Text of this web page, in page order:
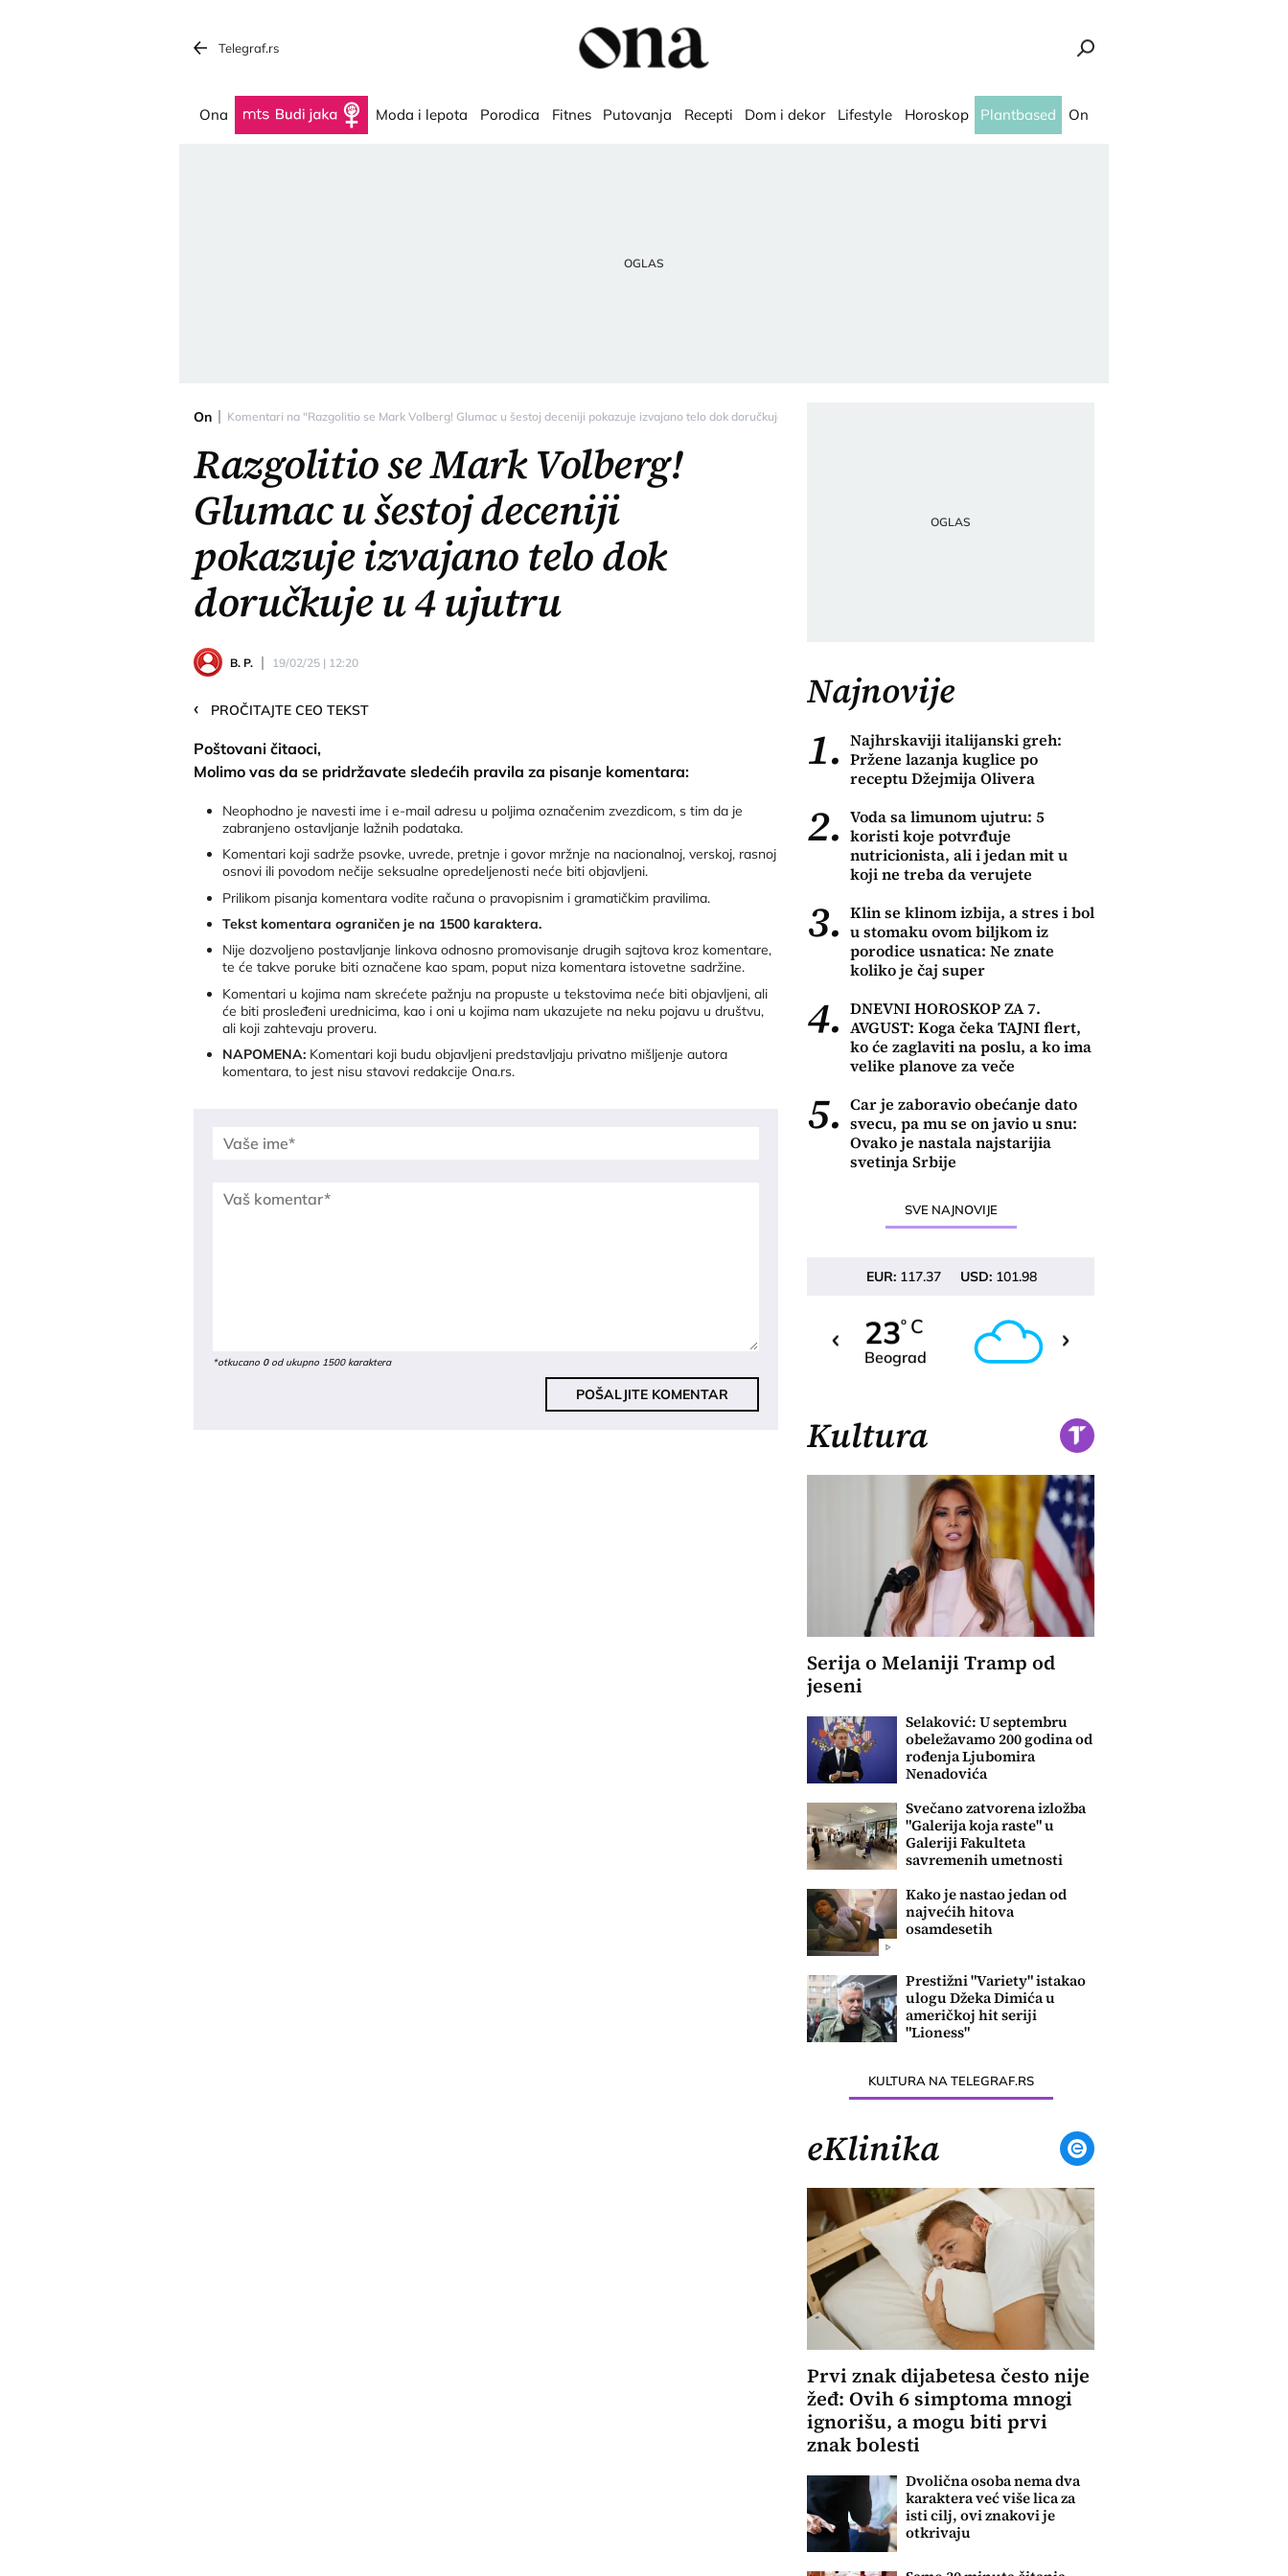
Telegraf.rs
Ona Budi jaka Moda i lepota Porodica Fitnes Putovanja Recepti Dom i dekor Lifestyle Horoskop Plantbased On
On Komentari na "Razgolitio se Mark Volberg! Glumac u šestoj deceniji pokazuje izvajano telo dok doručkuje u 4 ujutru" - Ona.rs
Razgolitio se Mark Volberg!
Glumac u šestoj deceniji
pokazuje izvajano telo dok
doručkuje u 4 ujutru
B. P. 19/02/25 | 12:20
‹ PROČITAJTE CEO TEKST
Poštovani čitaoci,
Molimo vas da se pridržavate sledećih pravila za pisanje komentara:
Neophodno je navesti ime i e-mail adresu u poljima označenim zvezdicom, s tim da je
zabranjeno ostavljanje lažnih podataka.
Komentari koji sadrže psovke, uvrede, pretnje i govor mržnje na nacionalnoj, verskoj, rasnoj
osnovi ili povodom nečije seksualne opredeljenosti neće biti objavljeni.
Prilikom pisanja komentara vodite računa o pravopisnim i gramatičkim pravilima.
Tekst komentara ograničen je na 1500 karaktera.
Nije dozvoljeno postavljanje linkova odnosno promovisanje drugih sajtova kroz komentare,
te će takve poruke biti označene kao spam, poput niza komentara istovetne sadržine.
Komentari u kojima nam skrećete pažnju na propuste u tekstovima neće biti objavljeni, ali
će biti prosleđeni urednicima, kao i oni u kojima nam ukazujete na neku pojavu u društvu,
ali koji zahtevaju proveru.
NAPOMENA: Komentari koji budu objavljeni predstavljaju privatno mišljenje autora
komentara, to jest nisu stavovi redakcije Ona.rs.
*otkucano 0od ukupno 1500 karaktera
POŠALJITE KOMENTAR
Najnovije
1. Najhrskaviji italijanski greh:
Pržene lazanja kuglice po
receptu Džejmija Olivera
2. Voda sa limunom ujutru: 5
koristi koje potvrđuje
nutricionista, ali i jedan mit u
koji ne treba da verujete
3. Klin se klinom izbija, a stres i bol
u stomaku ovom biljkom iz
porodice usnatica: Ne znate
koliko je čaj super
4. DNEVNI HOROSKOP ZA 7.
AVGUST: Koga čeka TAJNI flert,
ko će zaglaviti na poslu, a ko ima
velike planove za veče
5. Car je zaboravio obećanje dato
svecu, pa mu se on javio u snu:
Ovako je nastala najstarijia
svetinja Srbije
SVE NAJNOVIJE
EUR: 117.37 USD: 101.98
23o C
Beograd
Kultura
Serija o Melaniji Tramp od
jeseni
Selaković: U septembru
obeležavamo 200 godina od
rođenja Ljubomira
Nenadovića
Svečano zatvorena izložba
"Galerija koja raste" u
Galeriji Fakulteta
savremenih umetnosti
Kako je nastao jedan od
najvećih hitova
osamdesetih
Prestižni "Variety" istakao
ulogu Džeka Dimića u
američkoj hit seriji
"Lioness"
KULTURA NA TELEGRAF.RS
eKlinika
Prvi znak dijabetesa često nije
žeđ: Ovih 6 simptoma mnogi
ignorišu, a mogu biti prvi
znak bolesti
Dvolična osoba nema dva
karaktera već više lica za
isti cilj, ovi znakovi je
otkrivaju